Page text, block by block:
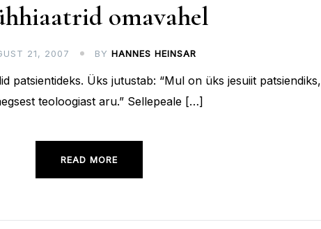
omavahel
21, 2007 BY HANNES HEINSAR
patsientideks. Üks jutustab: “Mul on üks jesuiit patsiendiks,
teoloogiast aru.” Sellepeale […]
READ MORE